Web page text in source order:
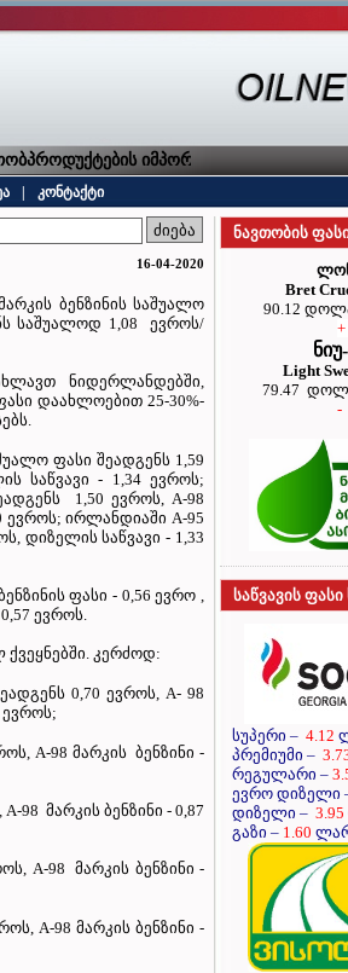
იმპორტიორთა კავშირი
კონტაქტი
16-04-2020
ბენზინის საშუალო
საშუალოდ 1,08 ევროს/
ნიდერლანდებში,
დაახლოებით 25-30%-
ფასი შეადგენს 1,59
საწვავი - 1,34 ევროს;
1,50 ევროს, A-98
ევროს; ირლანდიაში A-95
დიზელის საწვავი - 1,33
ფასი - 0,56 ევრო ,
ევროს.
ქვეყნებში. კერძოდ:
0,70 ევროს, A- 98
ევროს;
A-98 მარკის ბენზინი -
98 მარკის ბენზინი - 0,87
A-98 მარკის ბენზინი -
A-98 მარკის ბენზინი -
ნავთობის
Bret
90.12
Light
79.47
-
საწვავის
სუპერი – 4.12
პრემიუმი –
რეგულარი –
ევრო დიზელი
დიზელი – 3.95
გაზი – 1.60